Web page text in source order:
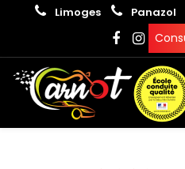
Limoges Panazol
Panneau de gestion des cookies